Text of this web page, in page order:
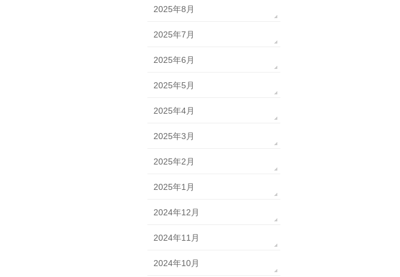
2025年8月
2025年7月
2025年6月
2025年5月
2025年4月
2025年3月
2025年2月
2025年1月
2024年12月
2024年11月
2024年10月